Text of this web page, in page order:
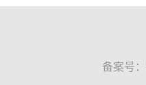
备案号：